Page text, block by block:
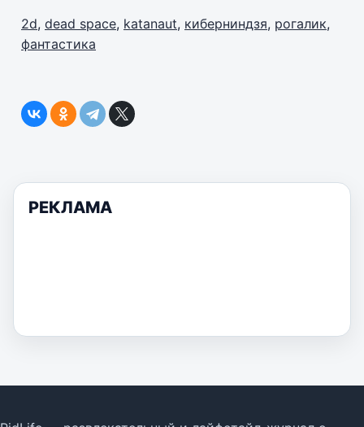
2d, dead space, katanaut, киберниндзя, рогалик,
фантастика
РЕКЛАМА